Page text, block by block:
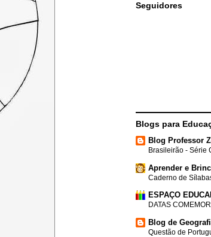
Seguidores
Blogs para
Blog Professor
Brasileirão - Série
Aprender e
Caderno de
ESPAÇO
DATAS
Blog de
Questão de